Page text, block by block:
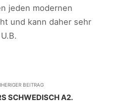
jeden modernen
und kann daher sehr
BEITRAG
SCHWEDISCH A2.